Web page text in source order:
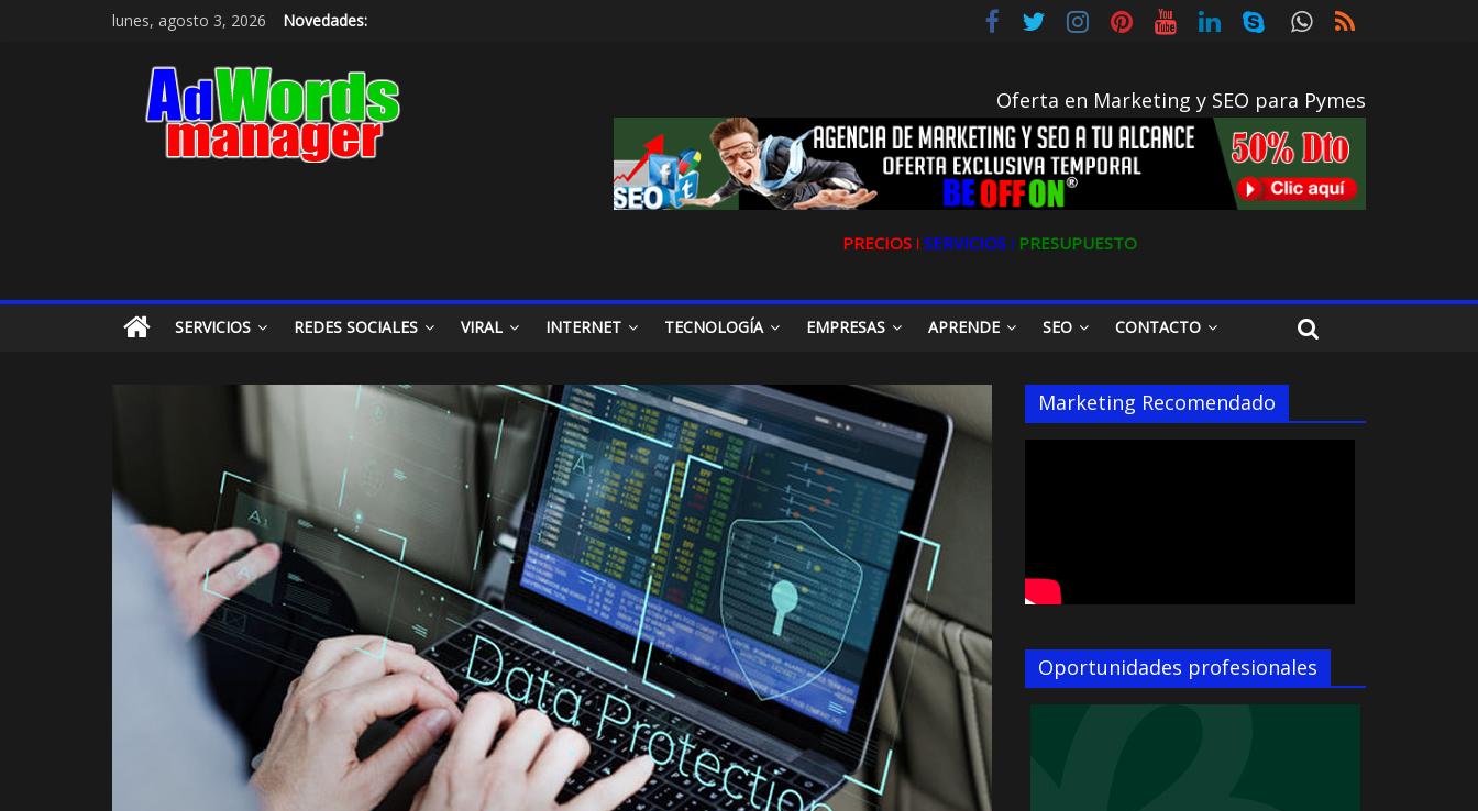
lunes, agosto 3, 2026 Novedades:
Oferta en Marketing y SEO para Pymes
PRECIOS ǀ SERVICIOS ǀ PRESUPUESTO
SERVICIOS REDES SOCIALES VIRAL INTERNET TECNOLOGÍA EMPRESAS APRENDE SEO CONTACTO
Marketing Recomendado
Oportunidades profesionales